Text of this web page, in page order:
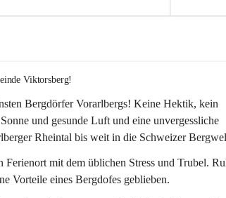
Viktorsberg!
Bergdörfer Vorarlbergs! Keine Hektik, kein
und gesunde Luft und eine unvergessliche
Rheintal bis weit in die Schweizer
Ferienort mit dem üblichen Stress und Trubel.
Vorteile eines Bergdofes geblieben.